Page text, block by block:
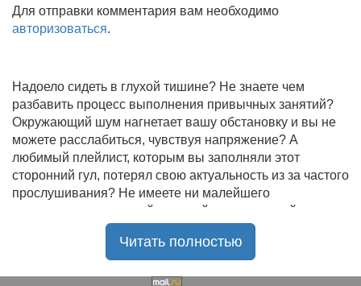
Для отправки комментария вам необходимо
авторизоваться.
Надоело сидеть в глухой тишине? Не знаете чем
разбавить процесс выполнения привычных занятий?
Окружающий шум нагнетает вашу обстановку и вы не
можете расслабиться, чувствуя напряжение? А
любимый плейлист, которым вы заполняли этот
сторонний гул, потерял свою актуальность из за частого
прослушивания? Не имеете ни малейшего
представления, где найти новый качественный контент
на замену старому? В таком случае вы обратились по
Читать полностью